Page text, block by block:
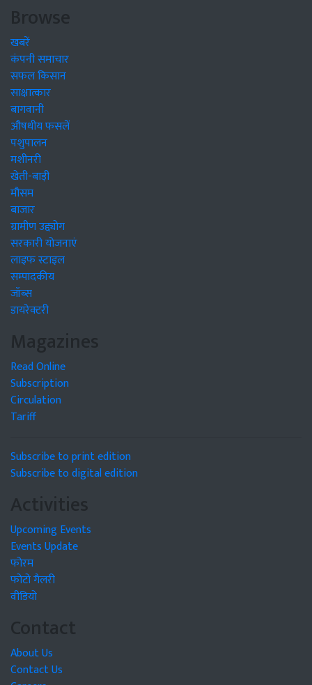
Browse
खबरें
कंपनी समाचार
सफल किसान
साक्षात्कार
बागवानी
औषधीय फसलें
पशुपालन
मशीनरी
खेती-बाड़ी
मौसम
बाजार
ग्रामीण उद्द्योग
सरकारी योजनाएं
लाइफ स्टाइल
सम्पादकीय
जॉब्स
डायरेक्टरी
Magazines
Read Online
Subscription
Circulation
Tariff
Subscribe to print edition
Subscribe to digital edition
Activities
Upcoming Events
Events Update
फोरम
फोटो गैलरी
वीडियो
Contact
About Us
Contact Us